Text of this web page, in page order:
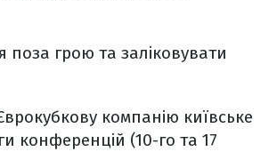
поза грою та заліковувати
компанію київське
конференцій (10-го та 17